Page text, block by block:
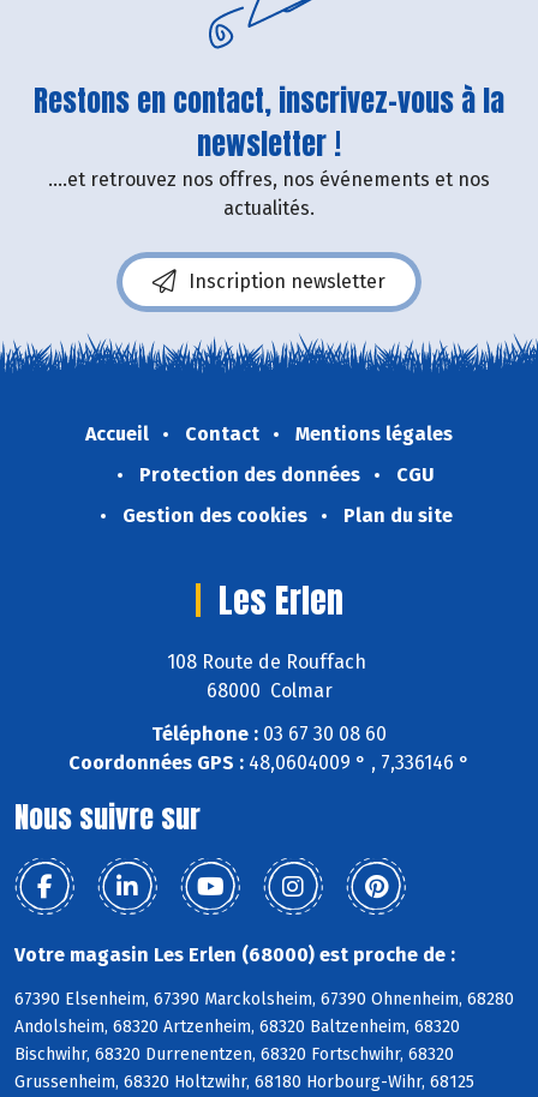
Restons en contact, inscrivez-vous à la
newsletter !
....et retrouvez nos offres, nos événements et nos
actualités.
Inscription newsletter
Accueil Contact
Mentions légales
Protection des données
CGU
Gestion des cookies
Plan du site
Les Erlen
108 Route de Rouffach
68000 Colmar
Téléphone : 03 67 30 08 60
Coordonnées GPS : 48,0604009 ° , 7,336146 °
Nous suivre sur
Votre magasin Les Erlen (68000) est proche de :
67390 Elsenheim, 67390 Marckolsheim, 67390 Ohnenheim, 68280
Andolsheim, 68320 Artzenheim, 68320 Baltzenheim, 68320
Bischwihr, 68320 Durrenentzen, 68320 Fortschwihr, 68320
Grussenheim, 68320 Holtzwihr, 68180 Horbourg-Wihr, 68125